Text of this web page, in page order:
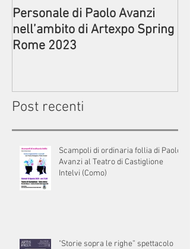
Personale di Paolo Avanzi
nell’ambito di Artexpo Spring
Rome 2023
Post recenti
Scampoli di ordinaria follia di Paolo
Avanzi al Teatro di Castiglione
Intelvi (Como)
"Storie sopra le righe” spettacolo